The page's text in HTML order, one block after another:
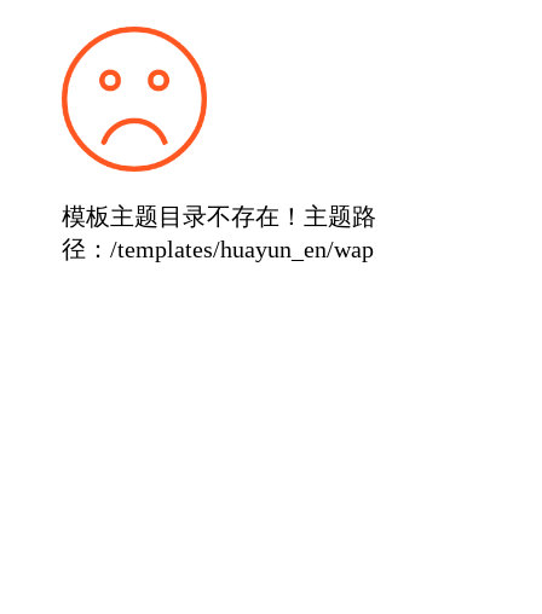
模板主题目录不存在！主题路
径：/templates/huayun_en/wap